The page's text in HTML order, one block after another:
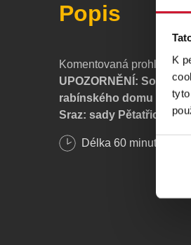
K
Popis
Komentovaná prohlídka
UPOZORNĚNÍ:
rabínského domu ani
Sraz: sady
Délka 60 minut